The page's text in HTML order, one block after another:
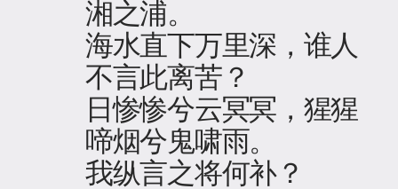
湘之浦。
海水直下万里深，谁人
不言此离苦？
日惨惨兮云冥冥，猩猩
啼烟兮鬼啸雨。
我纵言之将何补？